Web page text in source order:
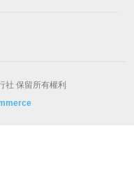
社 保留所有權利